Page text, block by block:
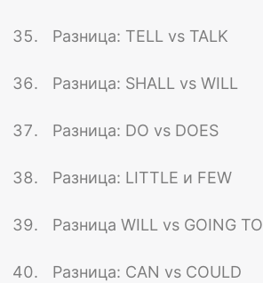
Разница: TELL vs TALK
Разница: SHALL vs WILL
Разница: DO vs DOES
Разница: LITTLE и FEW
Разница WILL vs GOING TO
Разница: CAN vs COULD